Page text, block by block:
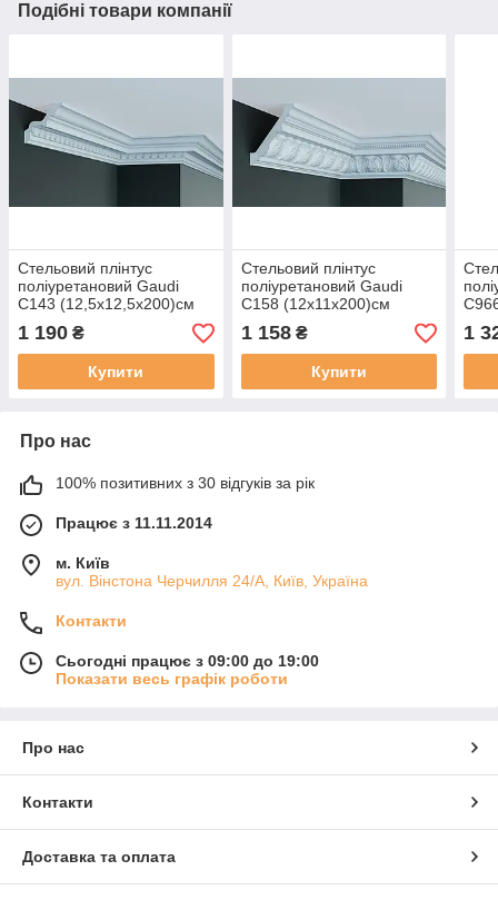
Подібні товари компанії
Стельовий плінтус
поліуретановий Gaudi
C143 (12,5х12,5х200)см
1 190 ₴
Купити
Стельовий плінтус
поліуретановий Gaudi
C158 (12х11х200)см
1 158₴
Купити
1
Про нас
100% позитивних з 30 відгуків за рік
Працює з 11.11.2014
м. Київ
вул. Вінстона Черчилля 24/А, Київ, Україна
Контакти
Сьогодні працює з 09:00 до 19:00
Показати весь графік роботи
Про нас
Контакти
Доставка та оплата